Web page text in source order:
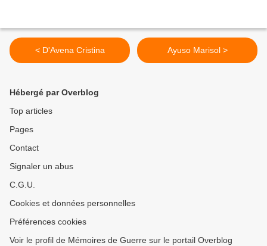
< D'Avena Cristina Ayuso Marisol >
Hébergé par Overblog
Top articles
Pages
Contact
Signaler un abus
C.G.U.
Cookies et données personnelles
Préférences cookies
Voir le profil de Mémoires de Guerre sur le portail Overblog